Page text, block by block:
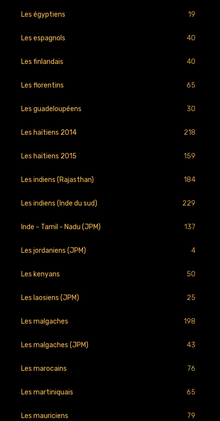
Les égyptiens 19
Les espagnols 40
Les finlandais 40
Les florentins 65
Les guadeloupéens 30
Les haïtiens 2014 218
Les haïtiens 2015 159
Les indiens (Rajasthan) 184
Les indiens (Inde du sud) 229
Inde - Tamil - Nadu (JPM) 137
Les jordaniens (JPM) 4
Les kenyans 50
Les laosiens (JPM) 25
Les malgaches 198
Les malgaches (JPM) 43
Les marocains 76
Les martiniquais 65
Les mauriciens 79